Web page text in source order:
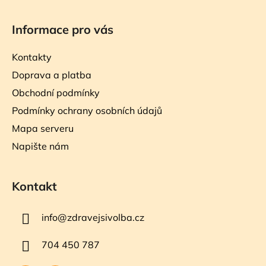
Informace pro vás
Kontakty
Doprava a platba
Obchodní podmínky
Podmínky ochrany osobních údajů
Mapa serveru
Napište nám
Kontakt
info@zdravejsivolba.cz
704 450 787